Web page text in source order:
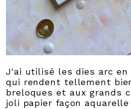
J'ai utilisé les dies arc
qui rendent tellement
breloques et aux grands
joli papier façon aquarelle